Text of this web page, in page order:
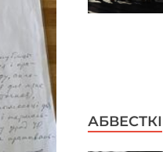
АБВЕСТКІ